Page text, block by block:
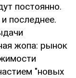
постоянно.
последнее.
жопа: рынок
"новых